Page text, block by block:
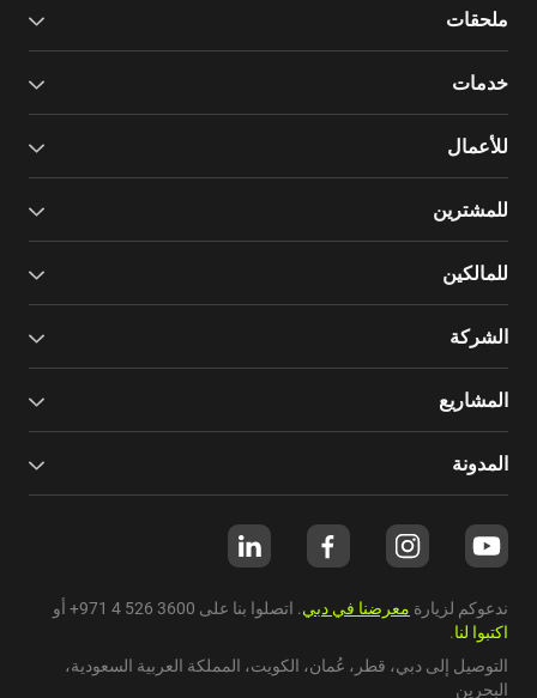
ملحقات
خدمات
للأعمال
للمشترين
للمالكين
الشركة
المشاريع
المدونة
ندعوكم لزيارة معرضنا في دبي. اتصلوا بنا على +971 4 526 3600 أو
اكتبوا لنا.
التوصيل إلى دبي، قطر ، عُمان، الكويت، المملكة العربية السعودية،
البحرين